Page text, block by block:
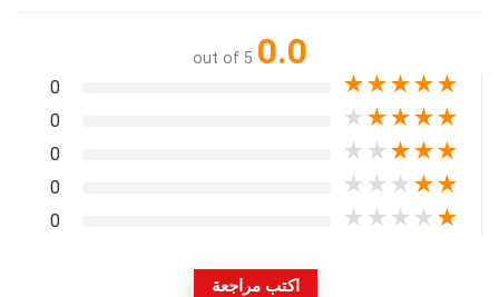
0.0
out of 5
★
★
★
★
★
0
★
★
★
★
★
0
★
★
★
★
★
0
★
★
★
★
★
0
★
★
★
★
★
0
اكتب مراجعة